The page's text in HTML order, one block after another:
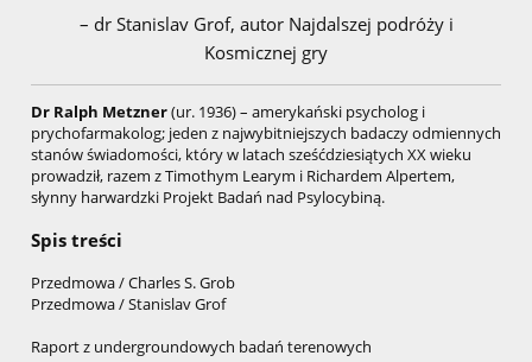
– dr Stanislav Grof, autor Najdalszej podróży i
Kosmicznej gry
Dr Ralph Metzner(ur. 1936) – amerykański psycholog i
prychofarmakolog; jeden z najwybitniejszych badaczy odmiennych
stanów świadomości, który w latach sześćdziesiątych XX wieku
prowadził, razem z Timothym Learym i Richardem Alpertem,
słynny harwardzki Projekt Badań nad Psylocybiną.
Spis treści
Przedmowa / Charles S. Grob
Przedmowa / Stanislav Grof
Raport z undergroundowych badań terenowych